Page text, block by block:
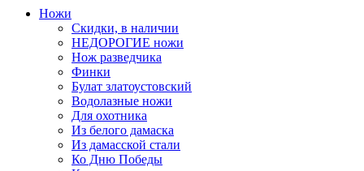
Ножи
Скидки, в наличии
НЕДОРОГИЕ ножи
Нож разведчика
Финки
Булат златоустовский
Водолазные ножи
Для охотника
Из белого дамаска
Из дамасской стали
Ко Дню Победы